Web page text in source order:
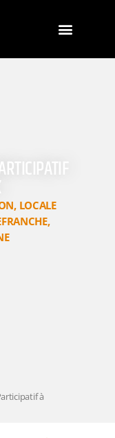
, LOCALE
,
à